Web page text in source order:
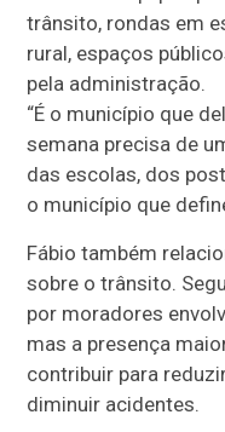
trânsito, rondas em
rural, espaços
pela administração.
“É o município que
semana precisa de
das escolas, dos
o município que
Fábio também
sobre o trânsito.
por moradores
mas a presença
contribuir para
diminuir acidentes.